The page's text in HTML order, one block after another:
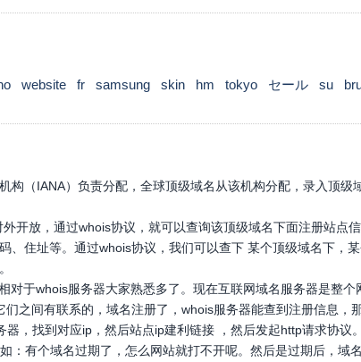
website fr samsung skin hm tokyo セール su
构（IANA）负责分配，全球顶级域名从该机构分配，录入顶
开放，通过whois协议，就可以查询该顶级域名下面注册站点
、住址等。通过whois协议，我们可以查下 某个顶级域名下，
对于whois服务器大家熟悉多了。现在互联网域名服务器是整
之间有联系的，域名注册了，whois服务器能查到注册信息
，找到对应ip，然后站点ip建利链接 ，然后发起http请求协
：有个域名过期了，怎么网站就打不开呢。然后是过期后，域